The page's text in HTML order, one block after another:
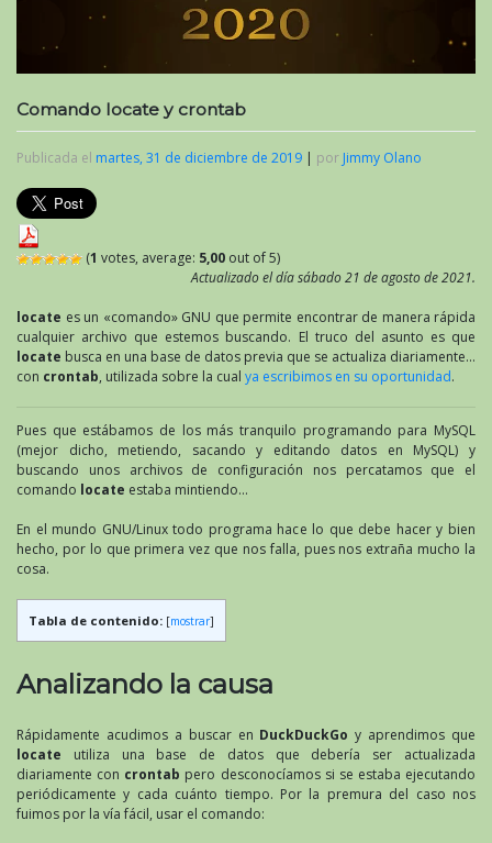
Comando locate y crontab
Publicada el martes, 31 de diciembre de 2019 | por Jimmy Olano
(1 votes, average: 5,00 out of 5)
Actualizado el día sábado 21 de agosto de 2021.
locate es un «comando» GNU que permite encontrar de manera rápida
cualquier archivo que estemos buscando. El truco del asunto es que
locate busca en una base de datos previa que se actualiza diariamente…
con crontab, utilizada sobre la cual ya escribimos en su oportunidad.
Pues que estábamos de los más tranquilo programando para MySQL
(mejor dicho, metiendo, sacando y editando datos en MySQL) y
buscando unos archivos de configuración nos percatamos que el
comando locate estaba mintiendo…
En el mundo GNU/Linux todo programa hace lo que debe hacer y bien
hecho, por lo que primera vez que nos falla, pues nos extraña mucho la
cosa.
Tabla de contenido: [mostrar]
Analizando la causa
Rápidamente acudimos a buscar en DuckDuckGo y aprendimos que
locate utiliza una base de datos que debería ser actualizada
diariamente con crontab pero desconocíamos si se estaba ejecutando
periódicamente y cada cuánto tiempo. Por la premura del caso nos
fuimos por la vía fácil, usar el comando: